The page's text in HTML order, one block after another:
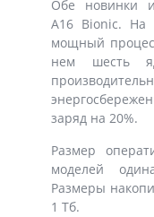
Обе новинки
A16 Bionic. На
мощный
нем шесть
заряд на 20%.
Размер
моделей
Размеры
1 Тб.